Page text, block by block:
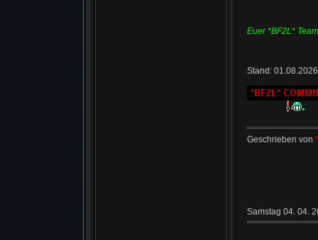
Euer *BF2L* Team
Stand: 01.08.2026
Geschrieben von
Samstag 04. 04.